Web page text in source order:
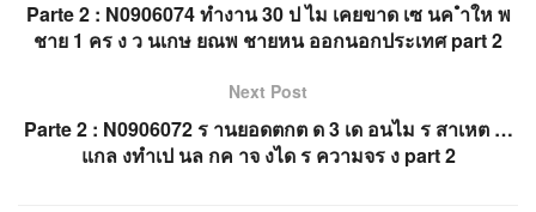
Parte 2 : N0906074 ทำงาน 30 ป ไม เคยขาด เซ นค ำให พ
ชาย 1 คร ง ว นเกษ ยณพ ชายหน ออกนอกประเทศ part 2
Next Post
Parte 2 : N0906072 ร านยอดตกต ด 3 เด อนไม ร สาเหต …
แกล งทำเป นล กค าจ งได ร ความจร ง part 2